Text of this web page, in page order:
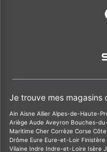
Je trouve mes magasins
Ain Aisne Allier Alpes-de-Haute-
Ariège Aude Aveyron Bouches-
Maritime Cher Corrèze Corse
Drôme Eure Eure-et-Loir Finistère
Vilaine Indre Indre-et-Loire Isère